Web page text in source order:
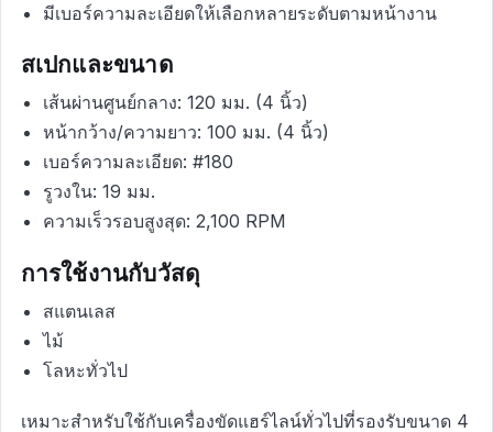
มีเบอร์ความละเอียดให้เลือกหลายระดับตามหน้างาน
สเปกและขนาด
เส้นผ่านศูนย์กลาง: 120 มม. (4 นิ้ว)
หน้ากว้าง/ความยาว: 100 มม. (4 นิ้ว)
เบอร์ความละเอียด: #180
รูวงใน: 19 มม.
ความเร็วรอบสูงสุด: 2,100 RPM
การใช้งานกับวัสดุ
สแตนเลส
ไม้
โลหะทั่วไป
เหมาะสำหรับใช้กับเครื่องขัดแฮร์ไลน์ทั่วไปที่รองรับขนาด 4